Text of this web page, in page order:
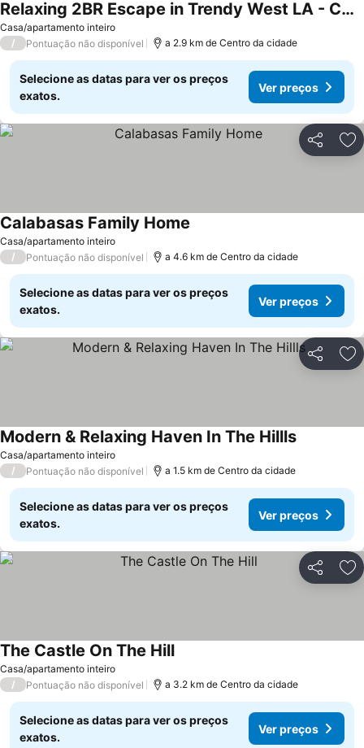
Casa/apartamento inteiro
Relaxing 2BR Escape in Trendy West LA - CM-CAL
Ver preços
/ Pontuação não disponível a 2.9 km de Centro da cidade
Selecione as datas para ver os preços
exatos.
Ver preços
Partilhar
Casa/apartamento inteiro
Calabasas Family Home
/ Pontuação não disponível a 4.6 km de Centro da cidade
Selecione as datas para ver os preços
exatos.
Ver preços
Partilhar
Casa/apartamento inteiro
Modern & Relaxing Haven In The HilllsVer preços
/ Pontuação não disponível a 1.5 km de Centro da cidade
Selecione as datas para ver os preços
exatos.
Ver preços
Partilhar
Casa/apartamento inteiro
The Castle On The HillVer preços
/ Pontuação não disponível a 3.2 km de Centro da cidade
Selecione as datas para ver os preços
exatos.
Ver preços